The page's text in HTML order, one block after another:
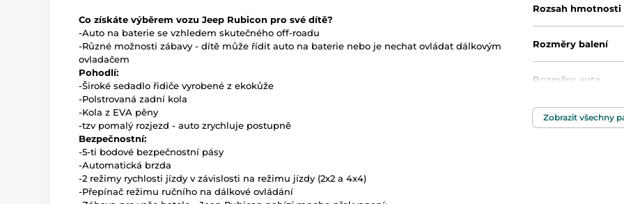
Co získáte výběrem vozu Jeep Rubicon pro své dítě?
-Auto na baterie se vzhledem skutečného off-roadu
-Různé možnosti zábavy - dítě může řídit auto na baterie nebo je nechat ovládat dálkovým
ovladačem
Pohodlí:
-Široké sedadlo řidiče vyrobené z ekokůže
-Polstrovaná zadní kola
-Kola z EVA pěny
-tzv pomalý rozjezd - auto zrychluje postupně
Bezpečnostní:
-5-ti bodové bezpečnostní pásy
-Automatická brzda
-2 režimy rychlosti jízdy v závislosti na režimu jízdy (2x2 a 4x4)
-Přepínač režimu ručního na dálkové ovládání
Rozsah hmotnosti
Rozměry balení
Rozměry auta
Rozměry sedáku
Zobrazit všechny